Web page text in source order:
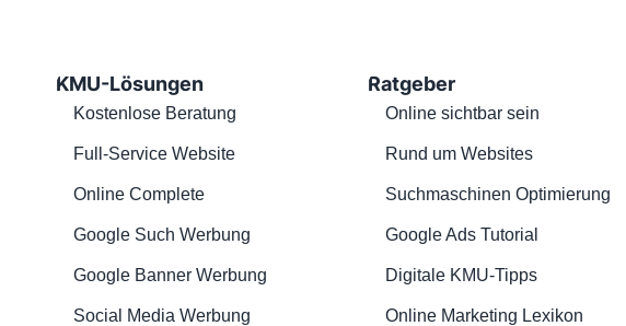
KMU-Lösungen
Kostenlose Beratung
Full-Service Website
Online Complete
Google Such Werbung
Google Banner Werbung
Social Media Werbung
Ratgeber
Online sichtbar sein
Rund um Websites
Suchmaschinen Optimierung
Google Ads Tutorial
Digitale KMU-Tipps
Online Marketing Lexikon